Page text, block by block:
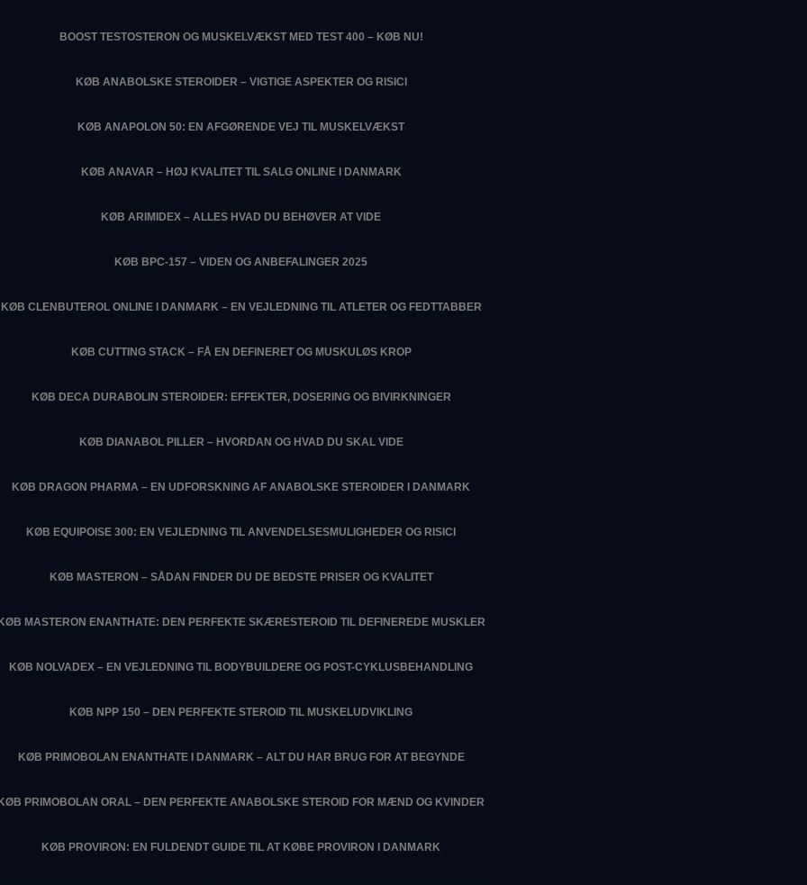
BOOST TESTOSTERON OG MUSKELVÆKST MED TEST 400 – KØB NU!
KØB ANABOLSKE STEROIDER – VIGTIGE ASPEKTER OG RISICI
KØB ANAPOLON 50: EN AFGØRENDE VEJ TIL MUSKELVÆKST
KØB ANAVAR – HØJ KVALITET TIL SALG ONLINE I DANMARK
KØB ARIMIDEX – ALLES HVAD DU BEHØVER AT VIDE
KØB BPC-157 – VIDEN OG ANBEFALINGER 2025
KØB CLENBUTEROL ONLINE I DANMARK – EN VEJLEDNING TIL ATLETER OG FEDTTABBER
KØB CUTTING STACK – FÅ EN DEFINERET OG MUSKULØS KROP
KØB DECA DURABOLIN STEROIDER: EFFEKTER, DOSERING OG BIVIRKNINGER
KØB DIANABOL PILLER – HVORDAN OG HVAD DU SKAL VIDE
KØB DRAGON PHARMA – EN UDFORSKNING AF ANABOLSKE STEROIDER I DANMARK
KØB EQUIPOISE 300: EN VEJLEDNING TIL ANVENDELSESMULIGHEDER OG RISICI
KØB MASTERON – SÅDAN FINDER DU DE BEDSTE PRISER OG KVALITET
MASTERON ENANTHATE: DEN PERFEKTE SKÆRESTEROID TIL DEFINEREDE MUSKLER
KØB NOLVADEX – EN VEJLEDNING TIL BODYBUILDERE OG POST-CYKLUSBEHANDLING
KØB NPP 150 – DEN PERFEKTE STEROID TIL MUSKELUDVIKLING
KØB PRIMOBOLAN ENANTHATE I DANMARK – ALT DU HAR BRUG FOR AT BEGYNDE
PRIMOBOLAN ORAL – DEN PERFEKTE ANABOLSKE STEROID FOR MÆND OG KVINDER
KØB PROVIRON: EN FULDENDT GUIDE TIL AT KØBE PROVIRON I DANMARK